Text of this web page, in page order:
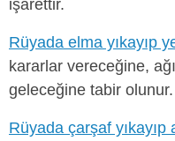
işarettir.
Rüyada elma yıkayıp
kararlar vereceğine,
geleceğine tabir olunur.
Rüyada çarşaf yıkayıp